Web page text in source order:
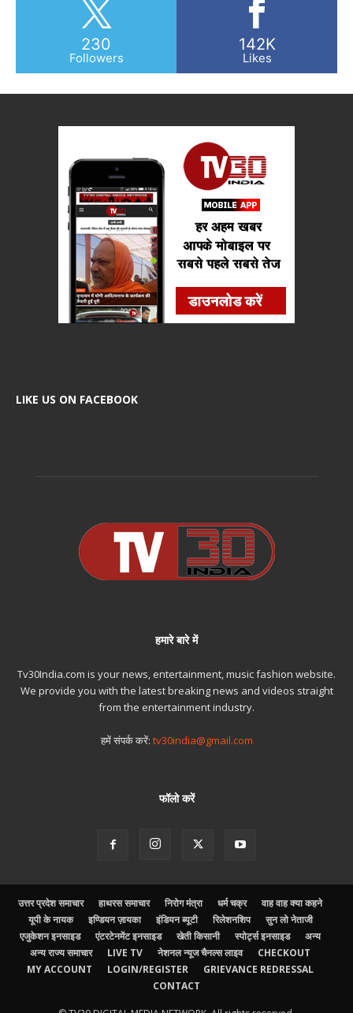
230
Followers
142K
Likes
LIKE US ON FACEBOOK
हमारे बारे में
Tv30India.com is your news, entertainment, music fashion website.
We provide you with the latest breaking news and videos straight
from the entertainment industry.
हमें संपर्क करें: tv30india@gmail.com
फॉलो करें
उत्तर प्रदेश समाचार हाथरस समाचार निरोग मंत्रा धर्म चक्र
वाह वाह क्या कहने
यूपी के नायक
इण्डियन ज़ायका इंडियन ब्यूटी रिलेशनशिप
सुन लो नेताजी
एजुकेशन इनसाइड
एंटरटेनमेंट इनसाइड खेती किसानी स्पोर्ट्स इनसाइड
अन्य
अन्य राज्य समाचार
LIVE TV नेशनल न्यूज चैनल्स लाइव
CHECKOUT
MY ACCOUNT
LOGIN/REGISTER
GRIEVANCE REDRESSAL
CONTACT